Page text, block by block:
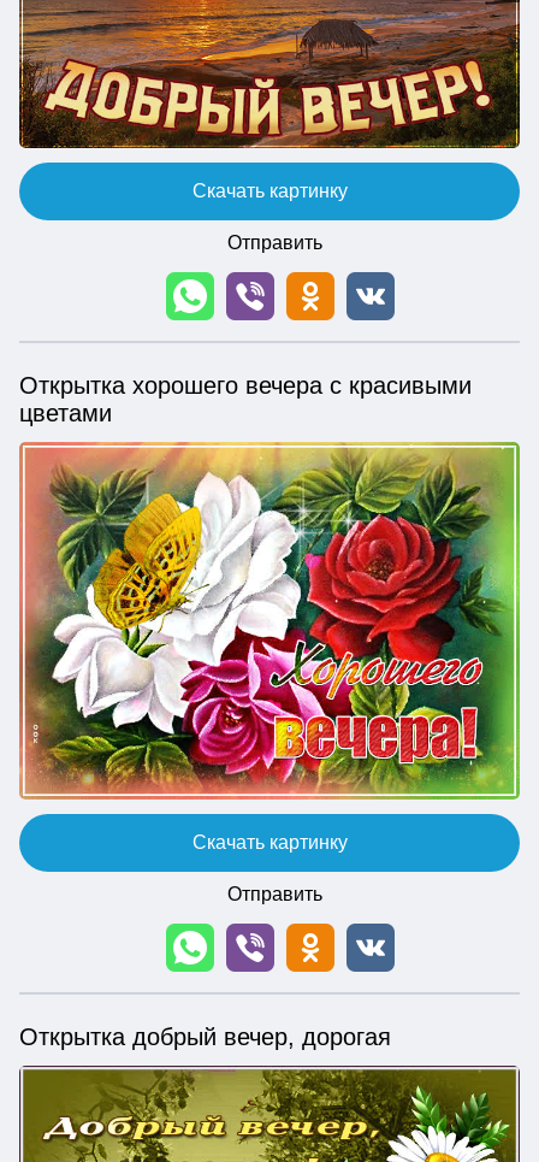
Скачать картинку
Отправить
Открытка хорошего вечера с красивыми
цветами
Скачать картинку
Отправить
Открытка добрый вечер, дорогая